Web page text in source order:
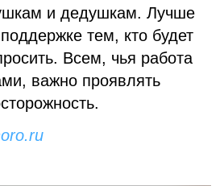
и дедушкам. Лучше
тем, кто будет
Всем, чья работа
важно проявлять